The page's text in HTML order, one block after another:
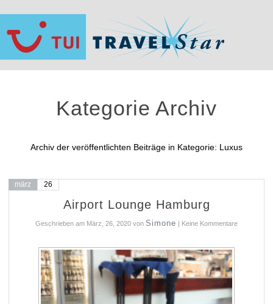
Kategorie Archiv
Archiv der veröffentlichten Beiträge in Kategorie: Luxus
märz 26
Airport Lounge Hamburg
Geschrieben am März, 26, 2020 von Simone | Keine Kommentare